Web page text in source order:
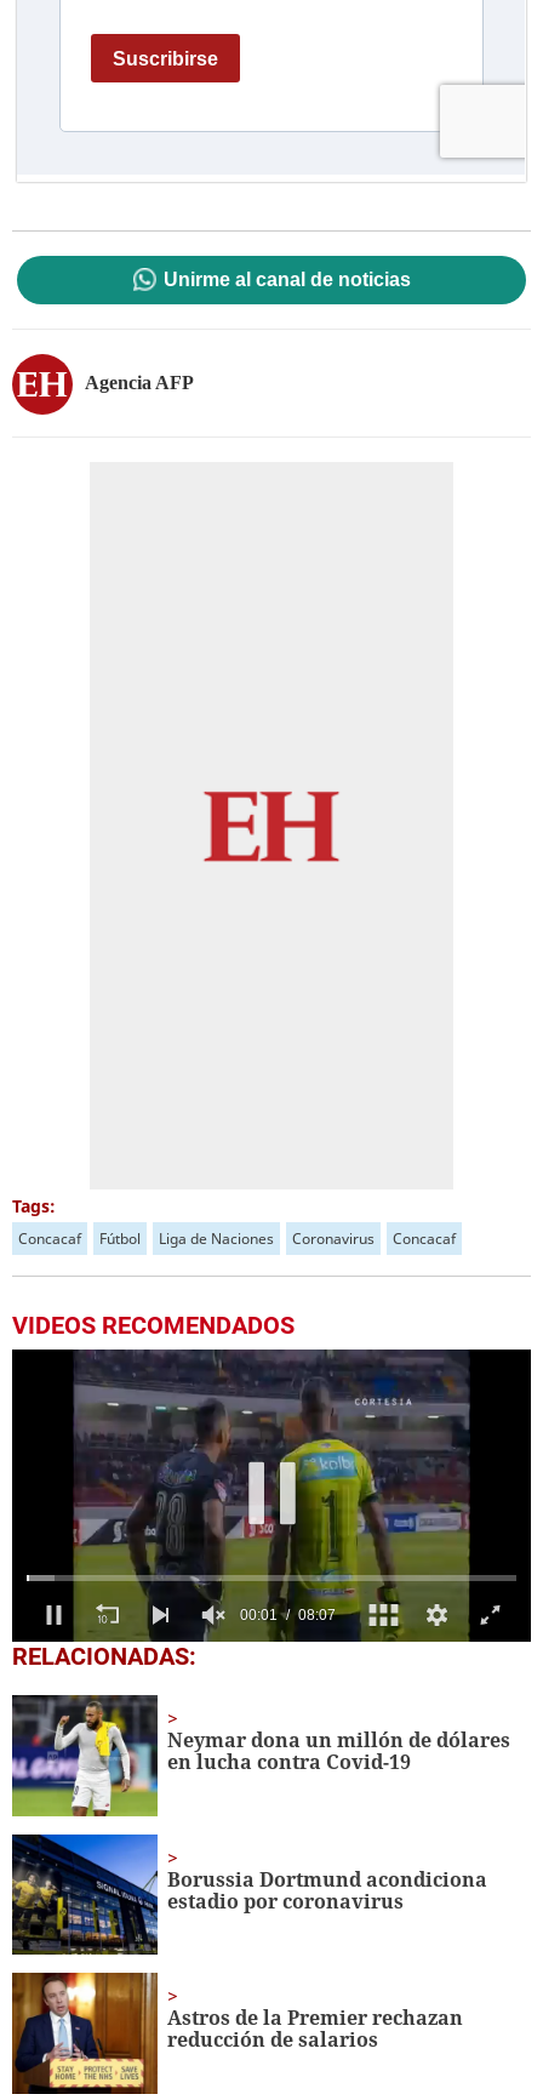
Unirme al canal de noticias
Agencia AFP
Tags:
Concacaf Fútbol Liga de Naciones Coronavirus Concacaf
VIDEOS RECOMENDADOS
0
seconds
8
minutes,
7
seconds
RELACIONADAS:
Neymar dona un millón de dólares
en lucha contra Covid-19
Borussia Dortmund acondiciona
estadio por coronavirus
Astros de la Premier rechazan
reducción de salarios